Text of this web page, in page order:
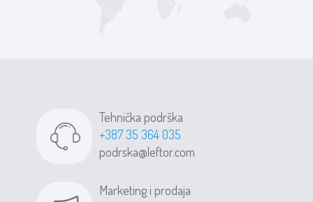
Tehnička podrška
+387 35 364 035
podrska@leftor.com
Marketing i prodaja